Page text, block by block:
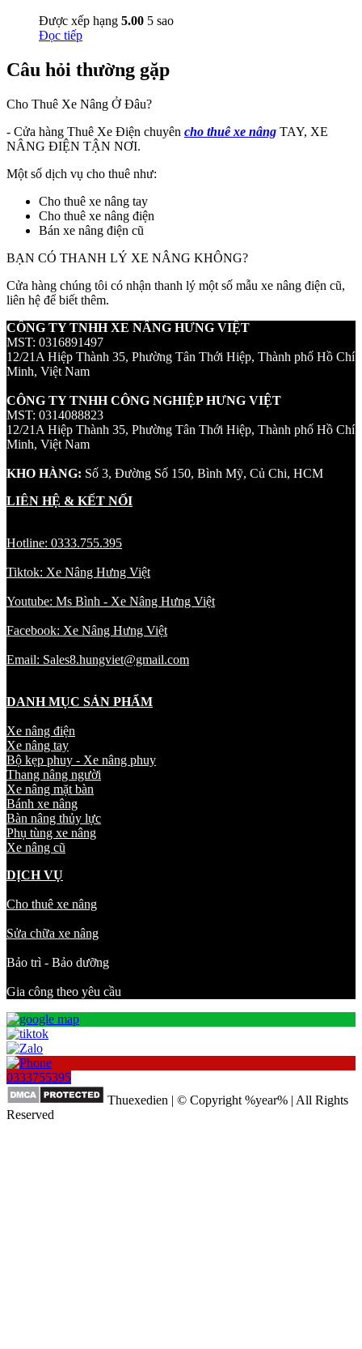
Được xếp hạng 5.00 5 sao
Đọc tiếp
Câu hỏi thường gặp
Cho Thuê Xe Nâng Ở Đâu?
- Cửa hàng Thuê Xe Điện chuyên cho thuê xe nâng TAY, XE
NÂNG ĐIỆN TẬN NƠI.
Một số dịch vụ cho thuê như:
Cho thuê xe nâng tay
Cho thuê xe nâng điện
Bán xe nâng điện cũ
BẠN CÓ THANH LÝ XE NÂNG KHÔNG?
Cửa hàng chúng tôi có nhận thanh lý một số mẫu xe nâng điện cũ,
liên hệ để biết thêm.
CÔNG TY TNHH XE NÂNG HƯNG VIỆT
MST: 0316891497
12/21A Hiệp Thành 35, Phường Tân Thới Hiệp, Thành phố Hồ Chí
Minh, Việt Nam
CÔNG TY TNHH CÔNG NGHIỆP HƯNG VIỆT
MST: 0314088823
12/21A Hiệp Thành 35, Phường Tân Thới Hiệp, Thành phố Hồ Chí
Minh, Việt Nam
KHO HÀNG: Số 3, Đường Số 150, Bình Mỹ, Củ Chi, HCM
LIÊN HỆ & KẾT NỐI
Hotline: 0333.755.395
Tiktok: Xe Nâng Hưng Việt
Youtube: Ms Bình - Xe Nâng Hưng Việt
Facebook: Xe Nâng Hưng Việt
Email: Sales8.hungviet@gmail.com
DANH MỤC SẢN PHẨM
Xe nâng điện
Xe nâng tay
Bộ kẹp phuy - Xe nâng phuy
Thang nâng người
Xe nâng mặt bàn
Bánh xe nâng
Bàn nâng thủy lực
Phụ tùng xe nâng
Xe nâng cũ
DỊCH VỤ
Cho thuê xe nâng
Sửa chữa xe nâng
Bảo trì - Bảo dưỡng
Gia công theo yêu cầu
0333755395
Thuexedien | © Copyright %year% | All Rights
Reserved